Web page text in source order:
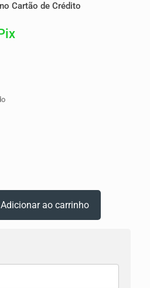
no Cartão de Crédito
Adicionar ao carrinho